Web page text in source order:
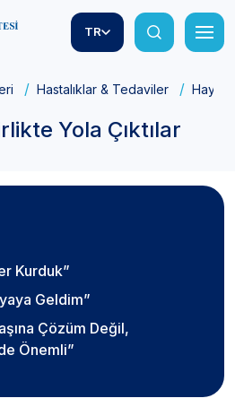
TR
Hastalıklar & Tedaviler
Yola Çıktılar
Kurduk”
Geldim”
Çözüm Değil,
Önemli”